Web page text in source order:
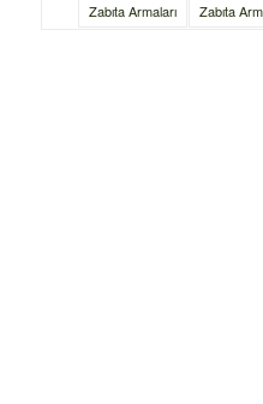
Zabıta Armaları
Zabıta